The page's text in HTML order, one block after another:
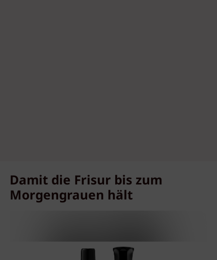
Damit die Frisur bis zum
Morgengrauen hält